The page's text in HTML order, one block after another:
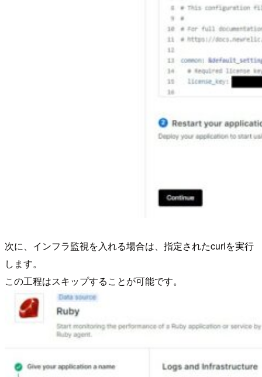
次に、インフラ監視を入れる場合は、指定されたcurlを実行
します。
この工程はスキップすることが可能です。